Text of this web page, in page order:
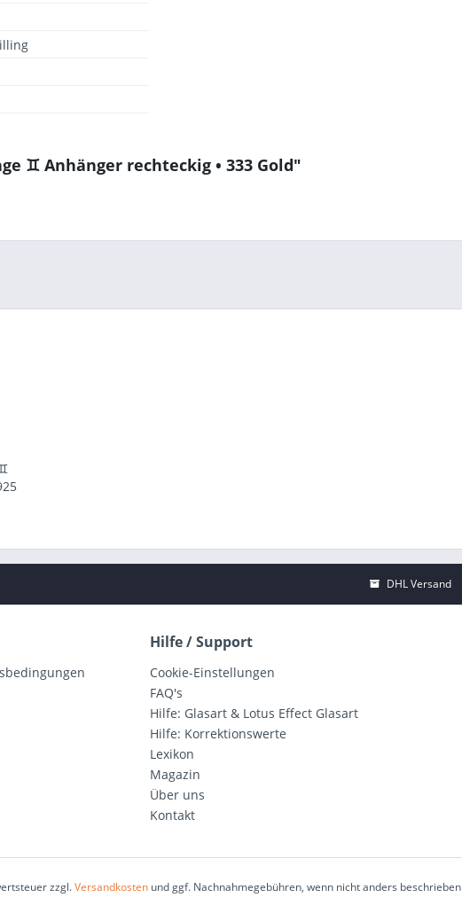
♊ Anhänger rechteckig • 333 Gold"
DHL Versand
Hilfe / Support
Cookie-Einstellungen
FAQ's
Hilfe: Glasart & Lotus Effect Glasart
Hilfe: Korrektionswerte
Lexikon
Magazin
Über uns
Kontakt
zzgl.Versandkostenund ggf. Nachnahmegebühren, wenn nicht anders beschrieben